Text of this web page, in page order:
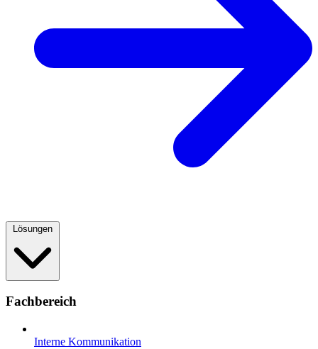
Lösungen
Fachbereich
Interne Kommunikation